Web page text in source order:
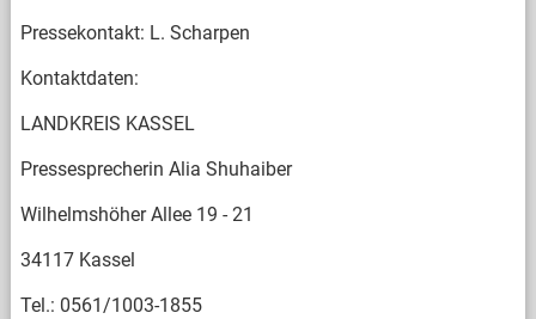
Pressekontakt: L. Scharpen
Kontaktdaten:
LANDKREIS KASSEL
Pressesprecherin Alia Shuhaiber
Wilhelmshöher Allee 19 - 21
34117 Kassel
Tel.: 0561/1003-1855